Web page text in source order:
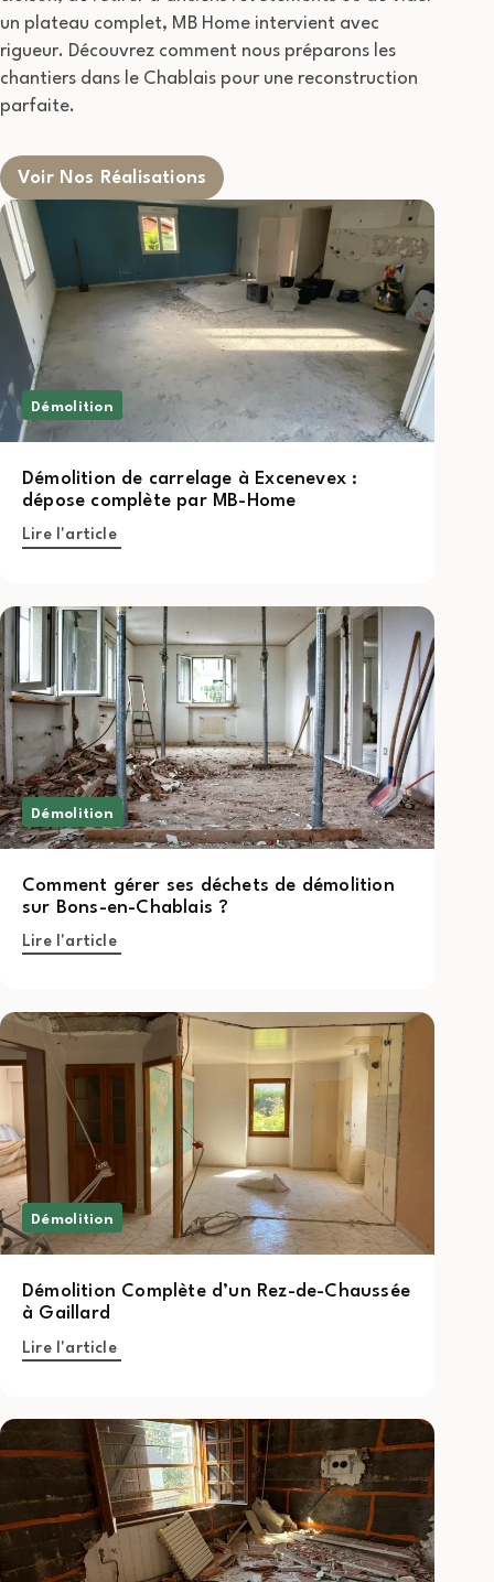
un plateau complet, MB Home intervient avec
rigueur. Découvrez comment nous préparons les
chantiers dans le Chablais pour une reconstruction
parfaite.
Voir Nos Réalisations
Démolition
Démolition de carrelage à Excenevex :
dépose complète par MB-Home
Lire l'article
Démolition
Comment gérer ses déchets de démolition
sur Bons-en-Chablais ?
Lire l'article
Démolition
Démolition Complète d’un Rez-de-Chaussée
à Gaillard
Lire l'article